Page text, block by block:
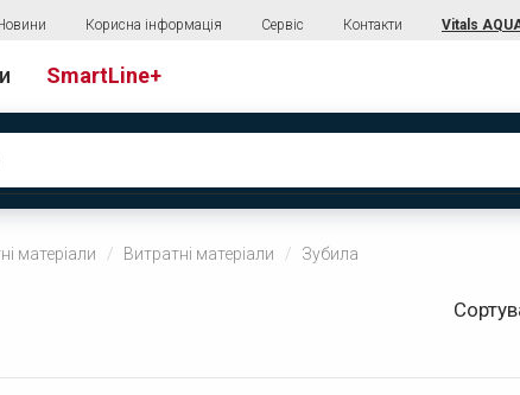
Корисна інформація Сервіс Контакти Vitals
SmartLine+
матеріали Витратні матеріали Зубила